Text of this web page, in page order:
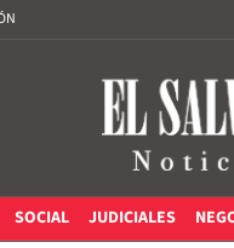
SOCIAL JUDICIALES